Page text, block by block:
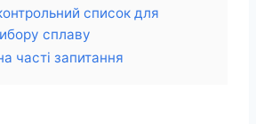
список для
сплаву
часті запитання